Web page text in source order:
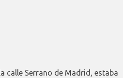
calle Serrano de Madrid, estaba